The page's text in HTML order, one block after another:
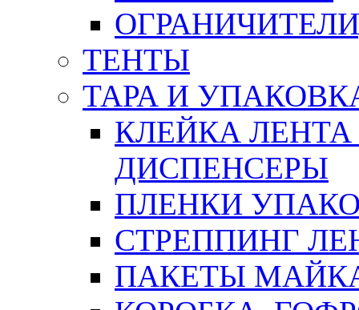
ТЕНТЫ
ТАРА И
КЛЕЙКА
ДИСПЕНСЕРЫ
ПЛЕНКИ
СТРЕППИНГ
ПАКЕТЫ